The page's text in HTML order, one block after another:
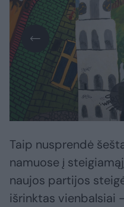
Taip nusprendė
namuose į
naujos partijos
išrinktas vienbalsiai